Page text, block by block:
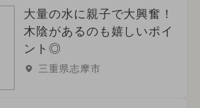
大量の水に親子で大興奮！
木陰があるのも嬉しいポイ
ント◎
三重県志摩市